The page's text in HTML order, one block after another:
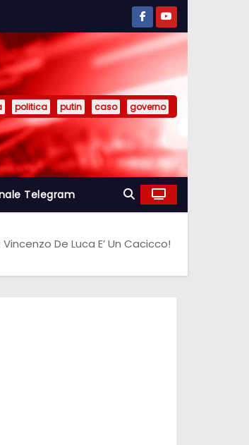
politica putin caso governo
Telegram
De Luca E’ Un Cacicco!